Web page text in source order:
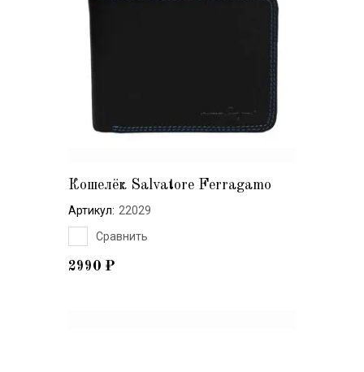
Кошелёк Salvatore Ferragamo
2990 ₽
Артикул: 22029
Сравнить